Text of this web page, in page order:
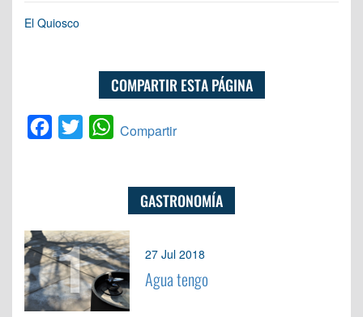
El Quiosco
COMPARTIR ESTA PÁGINA
Facebook
Twitter WhatsApp
Compartir
GASTRONOMÍA
1 27 Jul 2018
Agua tengo